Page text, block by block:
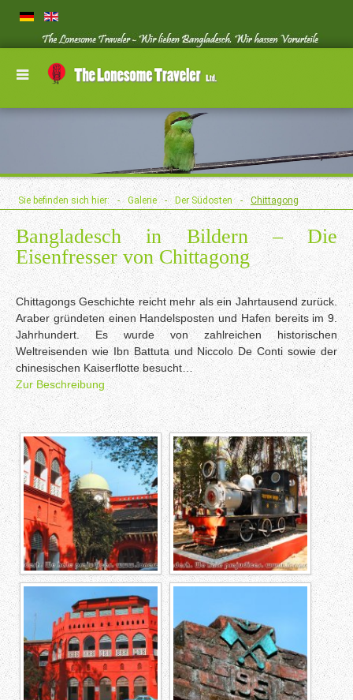
Sie befinden sich hier: - Galerie - Der Südosten - Chittagong
Bangladesch in Bildern – Die
Eisenfresser von Chittagong
Chittagongs Geschichte reicht mehr als ein Jahrtausend zurück.
Araber gründeten einen Handelsposten und Hafen bereits im 9.
Jahrhundert. Es wurde von zahlreichen historischen
Weltreisenden wie Ibn Battuta und Niccolo De Conti sowie der
chinesischen Kaiserflotte besucht…
Zur Beschreibung